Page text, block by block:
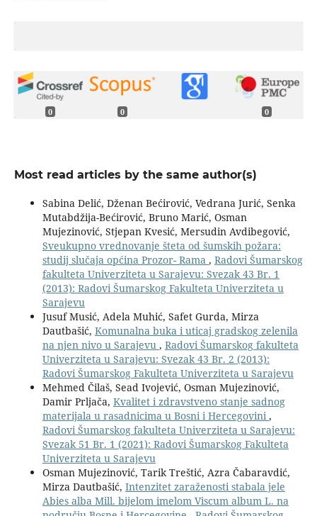
0 0 0
Most read articles by the same author(s)
Sabina Delić, Dženan Bećirović, Vedrana Jurić, Senka
Mutabdžija-Bećirović, Bruno Marić, Osman
Mujezinović, Stjepan Kvesić, Mersudin Avdibegović,
Sveukupno vrednovanje šteta od šumskih požara:
studij slučaja općina Prozor- Rama , Radovi Šumarskog
fakulteta Univerziteta u Sarajevu: Svezak 43 Br. 1
(2013): Radovi Šumarskog Fakulteta Univerziteta u
Sarajevu
Jusuf Musić, Adela Muhić, Safet Gurda, Mirza
Dautbašić, Komunalna buka i uticaj gradskog zelenila
na njen nivo u Sarajevu , Radovi Šumarskog fakulteta
Univerziteta u Sarajevu: Svezak 43 Br. 2 (2013):
Radovi Šumarskog Fakulteta Univerziteta u Sarajevu
Mehmed Čilaš, Sead Ivojević, Osman Mujezinović,
Damir Prljača, Kvalitet i zdravstveno stanje sadnog
materijala u rasadnicima u Bosni i Hercegovini ,
Radovi Šumarskog fakulteta Univerziteta u Sarajevu:
Svezak 51 Br. 1 (2021): Radovi Šumarskog Fakulteta
Univerziteta u Sarajevu
Osman Mujezinović, Tarik Treštić, Azra Čabaravdić,
Mirza Dautbašić, Intenzitet zaraženosti stabala jele
Abies alba Mill. bijelom imelom Viscum album L. na